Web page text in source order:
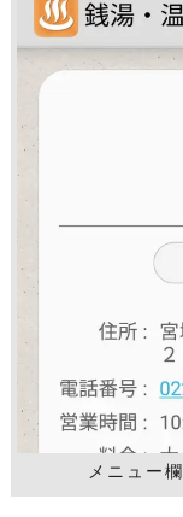
メニュー